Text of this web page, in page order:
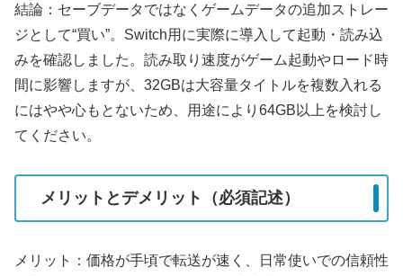
結論：セーブデータではなくゲームデータの追加ストレー
ジとして“買い”。Switch用に実際に導入して起動・読み込
みを確認しました。読み取り速度がゲーム起動やロード時
間に影響しますが、32GBは大容量タイトルを複数入れる
にはやや心もとないため、用途により64GB以上を検討し
てください。
メリットとデメリット（必須記述）
メリット：価格が手頃で転送が速く、日常使いでの信頼性